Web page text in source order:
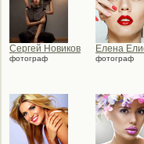
Сергей Новиков
фотограф
Елена
фотограф